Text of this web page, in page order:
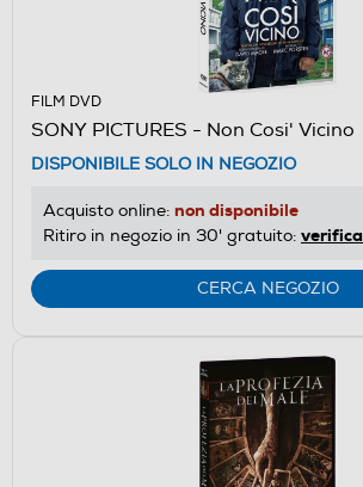
FILM DVD
SONY PICTURES - Non Cosi' Vicino
DISPONIBILE SOLO IN NEGOZIO
Acquisto online: non disponibile
Ritiro in negozio in 30' gratuito: verifica
CERCA NEGOZIO